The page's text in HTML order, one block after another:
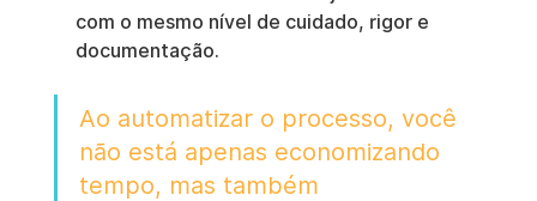
com o mesmo nível de cuidado, rigor e
documentação.
Ao automatizar o processo, você
não está apenas economizando
tempo, mas também